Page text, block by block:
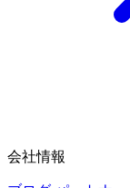
会社情報